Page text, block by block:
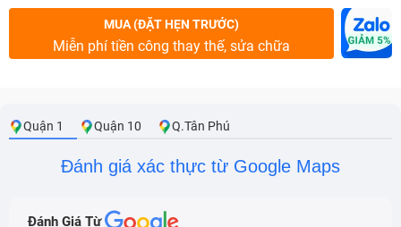
MUA (ĐẶT HẸN TRƯỚC)
Miễn phí tiền công thay thế, sửa chữa
Quận 1 Quận 10 Q.Tân Phú
Đánh giá xác thực từ Google Maps
Đánh Giá Từ